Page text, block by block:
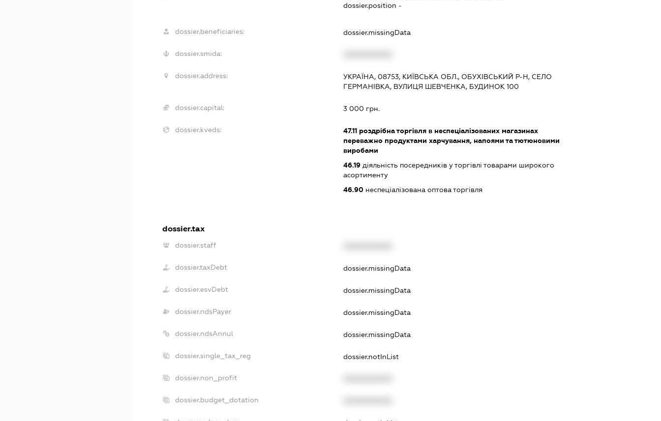
dossier.position -
dossier.beneficiaries: dossier.missingData
dossier.smida:
dossier.address:
УКРАЇНА, 08753, КИЇВСЬКА ОБЛ., ОБУХІВСЬКИЙ Р-Н, СЕЛО
ГЕРМАНІВКА, ВУЛИЦЯ ШЕВЧЕНКА, БУДИНОК 100
dossier.capital: 3 000 грн.
dossier.kveds: 47.11 роздрібна торгівля в неспеціалізованих магазинах
переважно продуктами харчування, напоями та тютюновими
виробами
46.19 діяльність посередників у торгівлі товарами широкого
асортименту
46.90 неспеціалізована оптова торгівля
dossier.tax
dossier.staff
dossier.taxDebt dossier.missingData
dossier.esvDebt dossier.missingData
dossier.ndsPayer dossier.missingData
dossier.ndsAnnul dossier.missingData
dossier.single_tax_reg dossier.notInList
dossier.non_profit
dossier.budget_dotation